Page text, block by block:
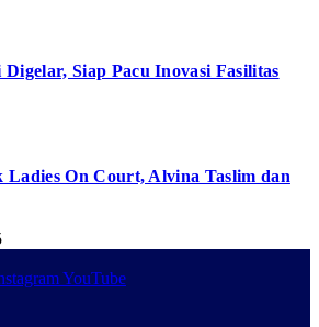
Siap Pacu Inovasi Fasilitas
Ladies On Court, Alvina Taslim dan
YouTube